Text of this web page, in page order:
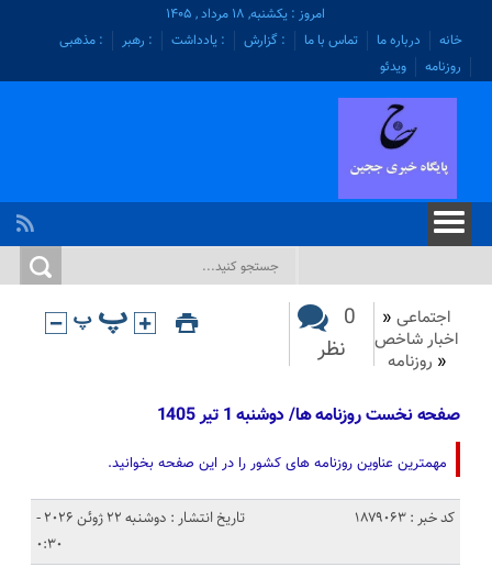
امروز : یکشنبه, ۱۸ مرداد , ۱۴۰۵
خانه
درباره ما تماس با ما : گزارش : یادداشت : رهبر
: مذهبی
روزنامه
ویدئو
اجتماعی «
اخبار شاخص
« روزنامه
0
نظر
صفحه نخست روزنامه ها/ دوشنبه 1 تیر 1405
مهمترین عناوین روزنامه های کشور را در این صفحه بخوانید.
کد خبر : 1879063
تاریخ انتشار : دوشنبه 22 ژوئن 2026 -
0:30